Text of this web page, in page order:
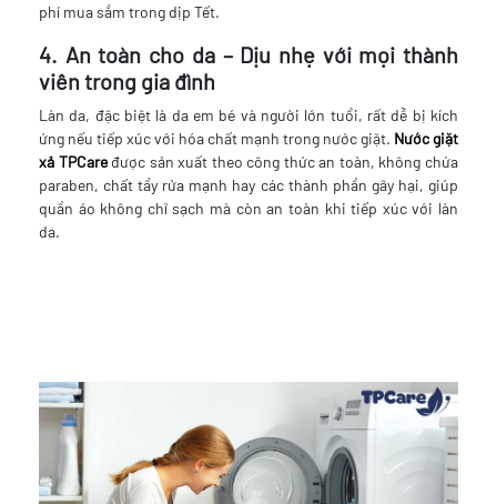
phí mua sắm trong dịp Tết.
4. An toàn cho da – Dịu nhẹ với mọi thành
viên trong gia đình
Làn da, đặc biệt là da em bé và người lớn tuổi, rất dễ bị kích
ứng nếu tiếp xúc với hóa chất mạnh trong nước giặt. Nước giặt
xả TPCaređược sản xuất theo công thức an toàn, không chứa
paraben, chất tẩy rửa mạnh hay các thành phần gây hại, giúp
quần áo không chỉ sạch mà còn an toàn khi tiếp xúc với làn
da.